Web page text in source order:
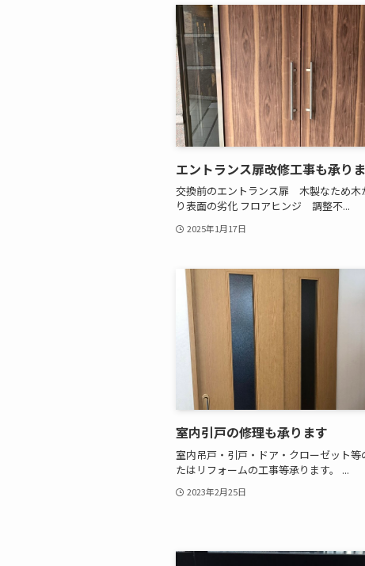
エントランス扉改修工事も承り
交換前のエントランス扉 木製なため木
り表面の劣化 フロアヒンジ 調整不...
2025年1月17日
室内引戸の修理も承ります
室内吊戸・引戸・ドア・クローゼット等
たはリフォームの工事等承ります。 ...
2023年2月25日